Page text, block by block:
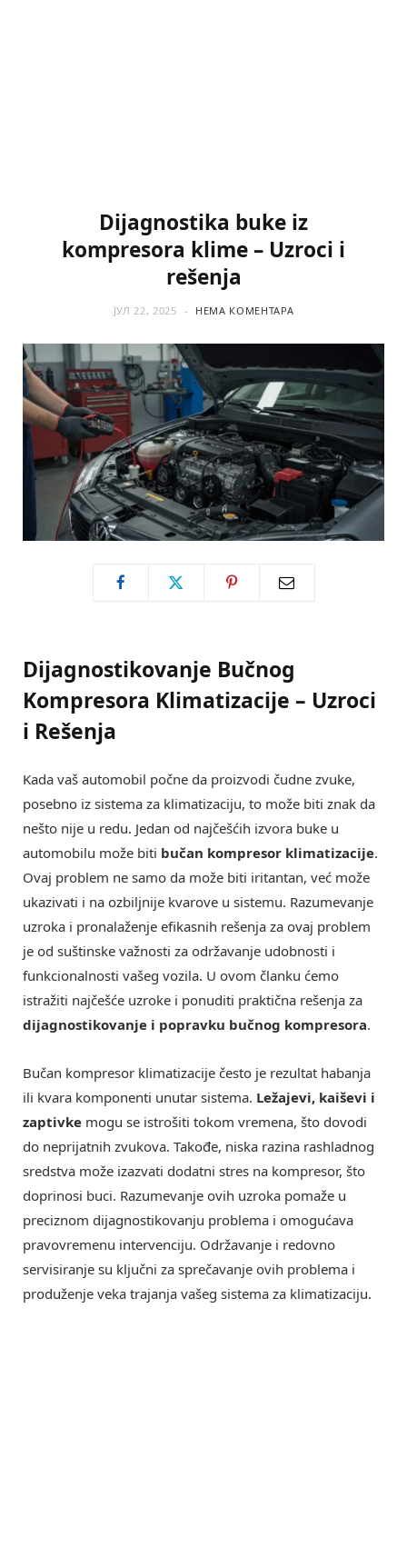
Dijagnostika buke iz
kompresora klime – Uzroci i
rešenja
ЈУЛ 22, 2025 НЕМА КОМЕНТАРА
Dijagnostikovanje Bučnog
Kompresora Klimatizacije – Uzroci
i Rešenja
Kada vaš automobil počne da proizvodi čudne zvuke,
posebno iz sistema za klimatizaciju, to može biti znak da
nešto nije u redu. Jedan od najčešćih izvora buke u
automobilu može biti bučan kompresor klimatizacije.
Ovaj problem ne samo da može biti iritantan, već može
ukazivati i na ozbiljnije kvarove u sistemu. Razumevanje
uzroka i pronalaženje efikasnih rešenja za ovaj problem
je od suštinske važnosti za održavanje udobnosti i
funkcionalnosti vašeg vozila. U ovom članku ćemo
istražiti najčešće uzroke i ponuditi praktična rešenja za
dijagnostikovanje i popravku bučnog kompresora.
Bučan kompresor klimatizacije često je rezultat habanja
ili kvara komponenti unutar sistema. Ležajevi, kaiševi i
zaptivke mogu se istrošiti tokom vremena, što dovodi
do neprijatnih zvukova. Takođe, niska razina rashladnog
sredstva može izazvati dodatni stres na kompresor, što
doprinosi buci. Razumevanje ovih uzroka pomaže u
preciznom dijagnostikovanju problema i omogućava
pravovremenu intervenciju. Održavanje i redovno
servisiranje su ključni za sprečavanje ovih problema i
produženje veka trajanja vašeg sistema za klimatizaciju.